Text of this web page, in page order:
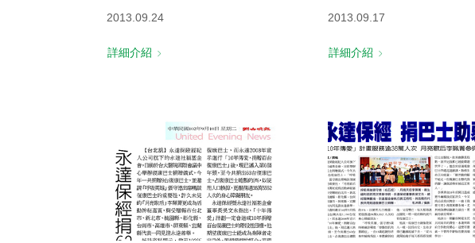
2013.09.24
詳細介紹
2013.09.17
詳細介紹